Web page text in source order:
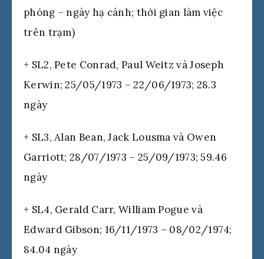
phóng – ngày hạ cánh; thời gian làm việc
trên trạm)
+ SL2, Pete Conrad, Paul Weitz và Joseph
Kerwin; 25/05/1973 – 22/06/1973; 28.3
ngày
+ SL3, Alan Bean, Jack Lousma và Owen
Garriott; 28/07/1973 – 25/09/1973; 59.46
ngày
+ SL4, Gerald Carr, William Pogue và
Edward Gibson; 16/11/1973 – 08/02/1974;
84.04 ngày